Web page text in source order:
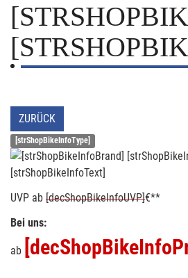
ZURÜCK
[strShopBikeInfoType]
[strShopBikeInfoText]
UVP ab [decShopBikeInfoUVP]€**
Bei uns:
ab